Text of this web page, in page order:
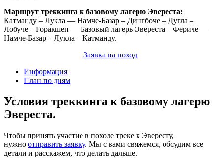
Маршрут треккинга к базовому лагерю Эвереста:
Катманду – Лукла — Намче-Базар – Дингбоче – Дугла –
Лобуче – Горакшеп — Базовый лагерь Эвереста – Фериче —
Намче-Базар – Лукла – Катманду.
Заявка на поход
Информация
План по дням
Условия треккинга к базовому лагерю
Эвереста.
Чтобы принять участие в походе треке к Эвересту,
нужно отправить заявку. Мы с вами свяжемся, обсудим все
детали и расскажем, что делать дальше.